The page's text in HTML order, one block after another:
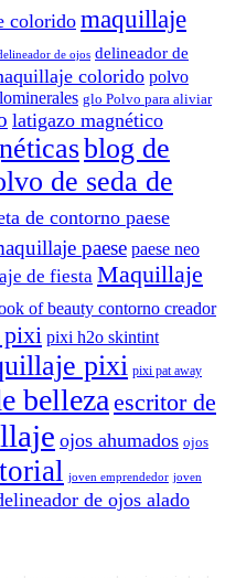
coloridomaquillaje
de ojos delineador de
colorido polvo
glo Polvo para aliviar
latigazo magnético
blog de
de seda de
de contorno paese
paese paese neo
de fiesta Maquillaje
of beauty contorno creador
pixi pixi h2o skintint
pixi pixi pat away
bellezaescritor de
ojos ahumados ojos
joven emprendedor joven
de ojos alado